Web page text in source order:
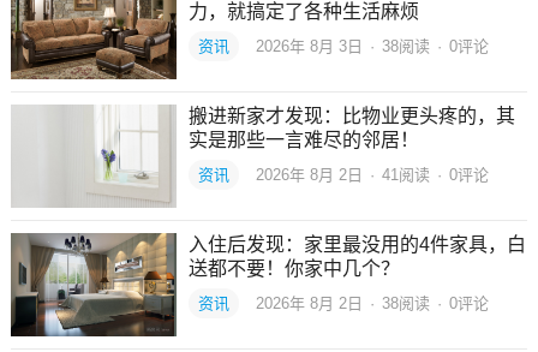
力，就搞定了各种生活麻烦
资讯 2026年 8月 3日 · 38阅读 · 0评论
搬进新家才发现：比物业更头疼的，其
实是那些一言难尽的邻居！
资讯 2026年 8月 2日 · 41阅读 · 0评论
入住后发现：家里最没用的4件家具，白
送都不要！你家中几个？
资讯 2026年 8月 2日 · 38阅读 · 0评论